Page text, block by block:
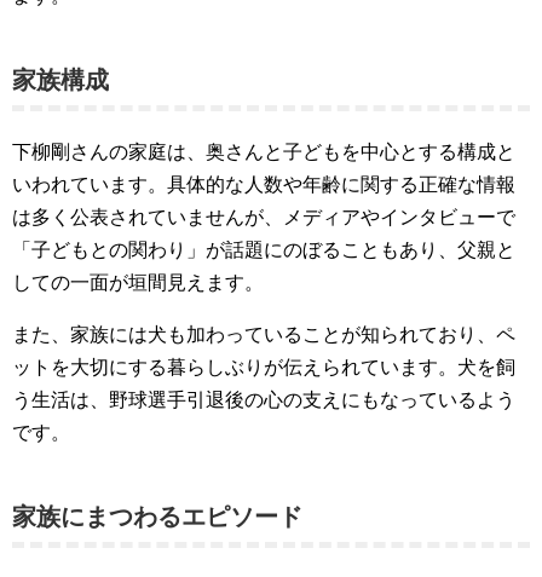
家族構成
下柳剛さんの家庭は、奥さんと子どもを中心とする構成と
いわれています。具体的な人数や年齢に関する正確な情報
は多く公表されていませんが、メディアやインタビューで
「子どもとの関わり」が話題にのぼることもあり、父親と
しての一面が垣間見えます。
また、家族には犬も加わっていることが知られており、ペ
ットを大切にする暮らしぶりが伝えられています。犬を飼
う生活は、野球選手引退後の心の支えにもなっているよう
です。
家族にまつわるエピソード